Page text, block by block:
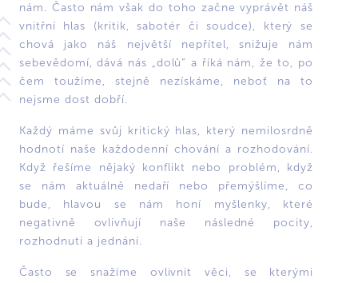
nám. Často nám však do toho začne vyprávět náš
vnitřní hlas (kritik, sabotér či soudce), který se
chová jako náš největší nepřítel, snižuje nám
sebevědomí, dává nás „dolů“ a říká nám, že to, po
čem toužíme, stejně nezískáme, neboť na to
nejsme dost dobří.
Každý máme svůj kritický hlas, který nemilosrdně
hodnotí naše každodenní chování a rozhodování.
Když řešíme nějaký konflikt nebo problém, když
se nám aktuálně nedaří nebo přemýšlíme, co
bude, hlavou se nám honí myšlenky, které
negativně ovlivňují naše následné pocity,
rozhodnutí a jednání.
Často se snažíme ovlivnit věci, se kterými